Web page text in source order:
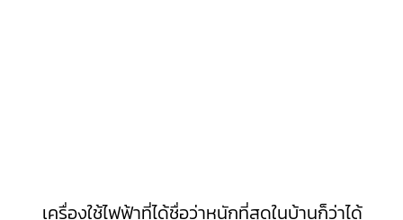
เครื่องใช้ไฟฟ้าที่ได้ชื่อว่าหนักที่สุดในบ้านก็ว่าได้